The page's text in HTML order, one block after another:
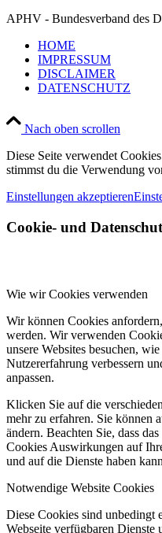
APHV - Bundesverband des
HOME
IMPRESSUM
DISCLAIMER
DATENSCHUTZ
Nach oben scrollen
Diese Seite verwendet
stimmst du die Verwendung
Einstellungen akzeptieren
Cookie- und
Wie wir Cookies verwenden
Wir können Cookies
werden. Wir verwenden
unsere Websites besuchen,
Nutzererfahrung verbessern
anpassen.
Klicken Sie auf die
mehr zu erfahren. Sie können
ändern. Beachten Sie, dass
Cookies Auswirkungen auf
und auf die Dienste haben
Notwendige Website Cookies
Diese Cookies sind unbedingt
Webseite verfügbaren